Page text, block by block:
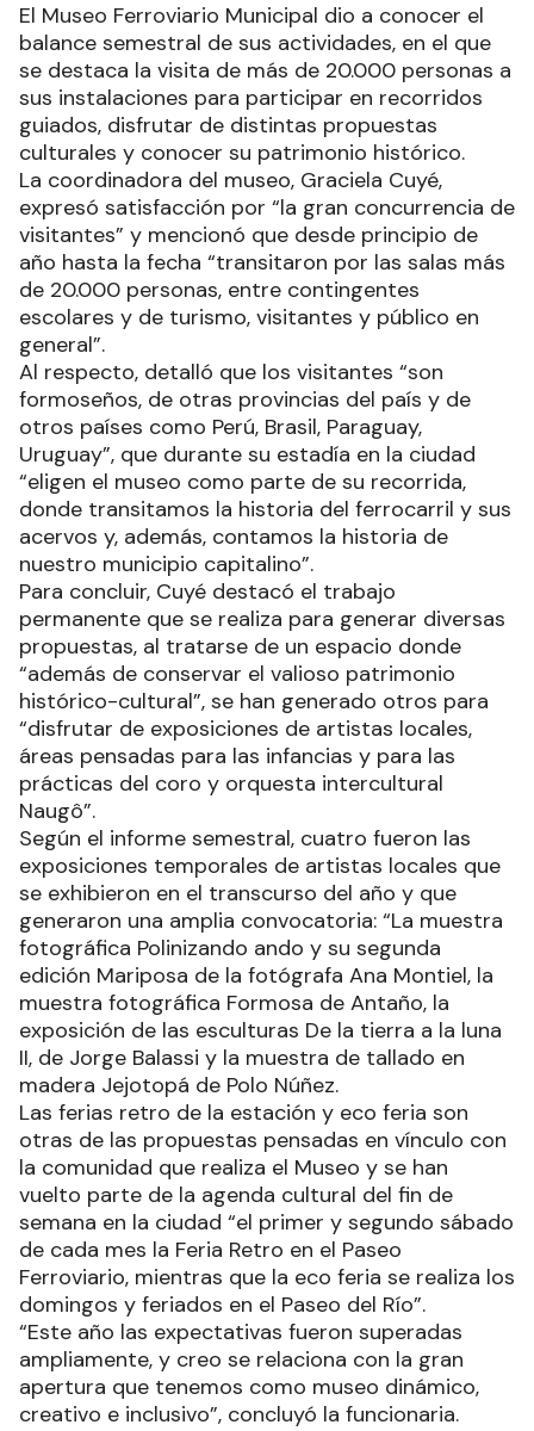
El Museo Ferroviario Municipal dio a conocer el
balance semestral de sus actividades, en el que
se destaca la visita de más de 20.000 personas a
sus instalaciones para participar en recorridos
guiados, disfrutar de distintas propuestas
culturales y conocer su patrimonio histórico.
La coordinadora del museo, Graciela Cuyé,
expresó satisfacción por “la gran concurrencia de
visitantes” y mencionó que desde principio de
año hasta la fecha “transitaron por las salas más
de 20.000 personas, entre contingentes
escolares y de turismo, visitantes y público en
general”.
Al respecto, detalló que los visitantes “son
formoseños, de otras provincias del país y de
otros países como Perú, Brasil, Paraguay,
Uruguay”, que durante su estadía en la ciudad
“eligen el museo como parte de su recorrida,
donde transitamos la historia del ferrocarril y sus
acervos y, además, contamos la historia de
nuestro municipio capitalino”.
Para concluir, Cuyé destacó el trabajo
permanente que se realiza para generar diversas
propuestas, al tratarse de un espacio donde
“además de conservar el valioso patrimonio
histórico-cultural”, se han generado otros para
“disfrutar de exposiciones de artistas locales,
áreas pensadas para las infancias y para las
prácticas del coro y orquesta intercultural
Naugô”.
Según el informe semestral, cuatro fueron las
exposiciones temporales de artistas locales que
se exhibieron en el transcurso del año y que
generaron una amplia convocatoria: “La muestra
fotográfica Polinizando ando y su segunda
edición Mariposa de la fotógrafa Ana Montiel, la
muestra fotográfica Formosa de Antaño, la
exposición de las esculturas De la tierra a la luna
II, de Jorge Balassi y la muestra de tallado en
madera Jejotopá de Polo Núñez.
Las ferias retro de la estación y eco feria son
otras de las propuestas pensadas en vínculo con
la comunidad que realiza el Museo y se han
vuelto parte de la agenda cultural del fin de
semana en la ciudad “el primer y segundo sábado
de cada mes la Feria Retro en el Paseo
Ferroviario, mientras que la eco feria se realiza los
domingos y feriados en el Paseo del Río”.
“Este año las expectativas fueron superadas
ampliamente, y creo se relaciona con la gran
apertura que tenemos como museo dinámico,
creativo e inclusivo”, concluyó la funcionaria.